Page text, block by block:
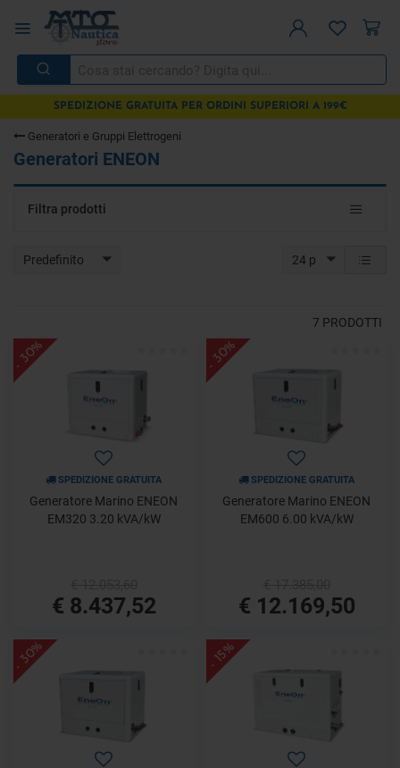
SPEDIZIONE GRATUITA PER ORDINI SUPERIORI A 199€
Generatori e Gruppi Elettrogeni
Generatori ENEON
Toggle
Filtra prodotti
Predefinito 24 p
7 PRODOTTI
- 30%
SPEDIZIONE GRATUITA
Generatore Marino ENEON
EM320 3.20 kVA/kW
€ 8.437,52
- 30%
SPEDIZIONE GRATUITA
Generatore Marino ENEON
EM600 6.00 kVA/kW
€ 12.169,50
- 30% - 15%